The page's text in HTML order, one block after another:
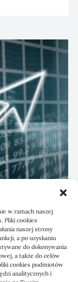
w ramach naszej
Pliki cookies
naszej strony
a po uzyskaniu
do dokonywania
a także do celów
cookies podmiotów
analitycznych i
z biurem